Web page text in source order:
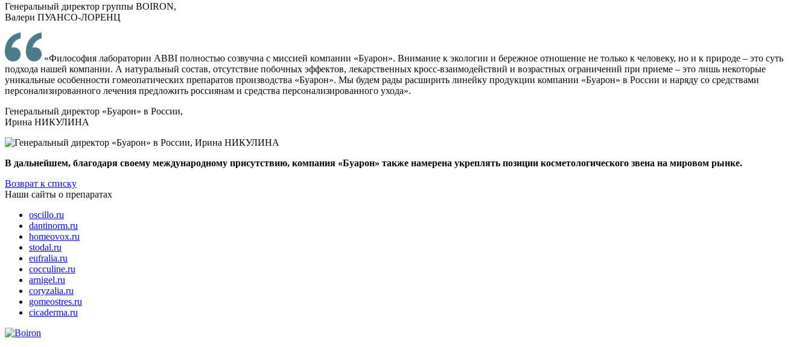
Генеральный директор группы BOIRON,
Валери ПУАНСО-ЛОРЕНЦ
«Философия лаборатории ABBI полностью созвучна с миссией компании «Буарон». Внимание к экологии и бережное отношение не только к человеку, но и к природе – это суть
подхода нашей компании. А натуральный состав, отсутствие побочных эффектов, лекарственных кросс-взаимодействий и возрастных ограничений при приеме – это лишь некоторые
уникальные особенности гомеопатических препаратов производства «Буарон». Мы будем рады расширить линейку продукции компании «Буарон» в России и наряду со средствами
персонализированного лечения предложить россиянам и средства персонализированного ухода».
Генеральный директор «Буарон» в России,
Ирина НИКУЛИНА
В дальнейшем, благодаря своему международному присутствию, компания «Буарон» также намерена укреплять позиции косметологического звена на мировом рынке.
Возврат к списку
Наши сайты о препаратах
oscillo.ru
dantinorm.ru
homeovox.ru
stodal.ru
eufralia.ru
cocculine.ru
arnigel.ru
coryzalia.ru
gomeostres.ru
cicaderma.ru